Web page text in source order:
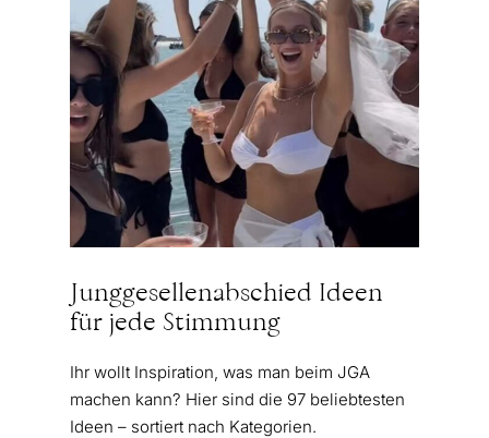
Junggesellenabschied Ideen
für jede Stimmung
Ihr wollt Inspiration, was man beim JGA
machen kann? Hier sind die 97 beliebtesten
Ideen – sortiert nach Kategorien.